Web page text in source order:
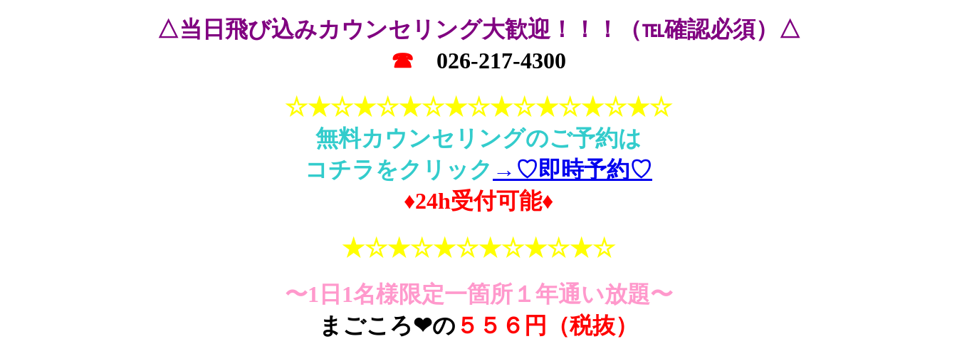
△当日飛び込みカウンセリング大歓迎！！！（℡確認必須）△
☎︎ 026-217-4300
☆★☆★☆★☆★☆★☆★☆★☆★☆
無料カウンセリングのご予約は
コチラをクリック →♡即時予約♡
♦︎24h受付可能♦︎
★☆★☆★☆★☆★☆★☆
〜1日1名様限定一箇所１年通い放題〜
まごころ❤の ５５６円（税抜）